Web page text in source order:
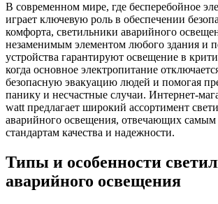
В современном мире, где бесперебойное
играет ключевую роль в обеспечении
комфорта, светильники аварийного
незаменимым элементом любого здания и
устройства гарантируют освещение в
когда основное электропитание
безопасную эвакуацию людей и помогая
панику и несчастные случаи. Интернет-
watt предлагает широкий ассортимент
аварийного освещения, отвечающих
стандартам качества и надежности.
Типы и особенности
аварийного освещения